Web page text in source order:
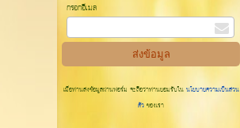
กรอกอีเมล
เมื่อท่านส่งข้อมูลผ่านฟอร์ม จะถือว่าท่านยอมรับในนโยบายความเป็นส่วน
ตัวของเรา